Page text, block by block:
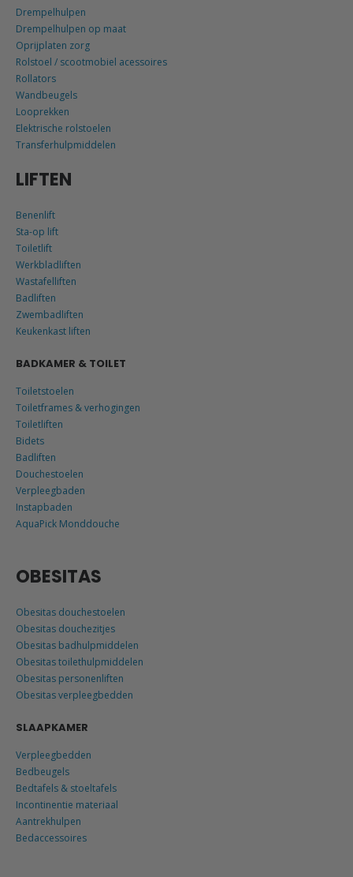
Drempelhulpen
Drempelhulpen op maat
Oprijplaten zorg
Rolstoel / scootmobiel acessoires
Rollators
Wandbeugels
Looprekken
Elektrische rolstoelen
Transferhulpmiddelen
LIFTEN
Benenlift
Sta-op lift
Toiletlift
Werkbladliften
Wastafelliften
Badliften
Zwembadliften
Keukenkast liften
BADKAMER & TOILET
Toiletstoelen
Toiletframes & verhogingen
Toiletliften
Bidets
Badliften
Douchestoelen
Verpleegbaden
Instapbaden
AquaPick Monddouche
OBESITAS
Obesitas douchestoelen
Obesitas douchezitjes
Obesitas badhulpmiddelen
Obesitas toilethulpmiddelen
Obesitas personenliften
Obesitas verpleegbedden
SLAAPKAMER
Verpleegbedden
Bedbeugels
Bedtafels & stoeltafels
Incontinentie materiaal
Aantrekhulpen
Bedaccessoires